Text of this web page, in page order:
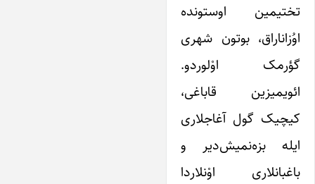
تختیمین اوستونده
اوُزاناراق، بوتون شهری
گؤرمک اوْلوردو.
ائویمیزین قاباغی،
کیچیک گول آغاجلاری
ایله بزه‌نمیش‌دیر و
باغبانلاری اوْنلاردا